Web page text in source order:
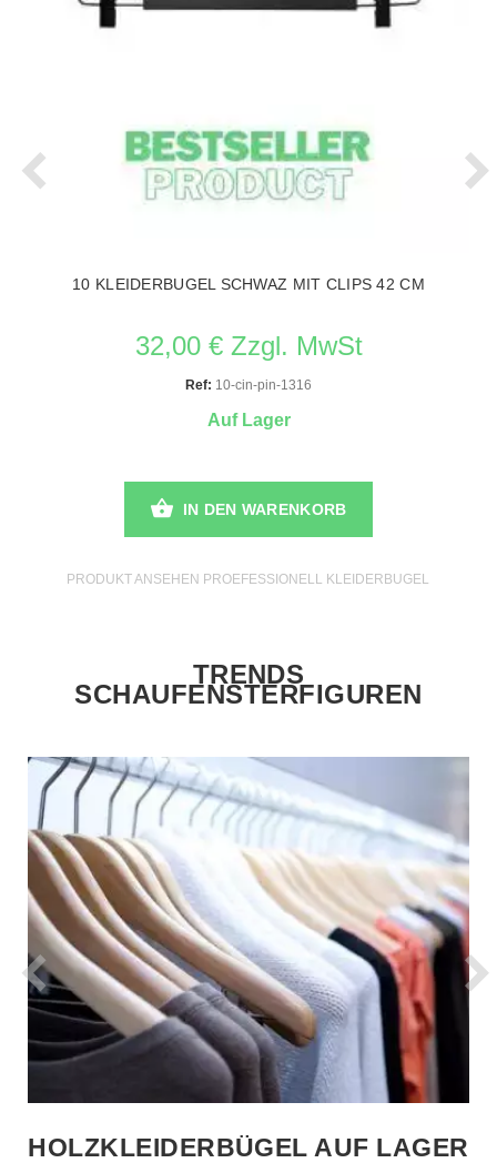
10 KLEIDERBUGEL SCHWAZ MIT CLIPS 42 CM
32,00 € Zzgl. MwSt
Ref: 10-cin-pin-1316
Auf Lager
IN DEN WARENKORB
PRODUKT ANSEHEN PROEFESSIONELL KLEIDERBUGEL
TRENDS
SCHAUFENSTERFIGUREN
HOLZKLEIDERBÜGEL AUF LAGER